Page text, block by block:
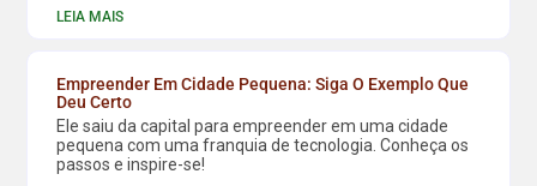
LEIA MAIS
Empreender Em Cidade Pequena: Siga O Exemplo Que
Deu Certo
Ele saiu da capital para empreender em uma cidade
pequena com uma franquia de tecnologia. Conheça os
passos e inspire-se!